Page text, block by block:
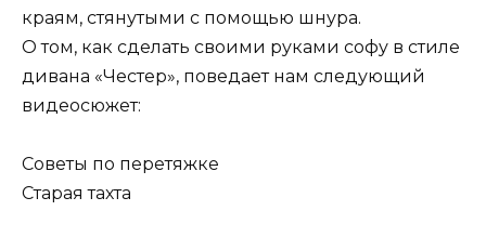
краям, стянутыми с помощью шнура.
О том, как сделать своими руками софу в стиле
дивана «Честер», поведает нам следующий
видеосюжет:
Советы по перетяжке
Старая тахта